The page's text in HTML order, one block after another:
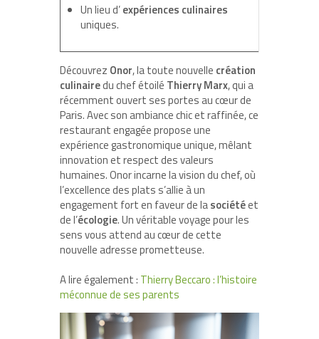
Un lieu d’expériences culinaires
uniques.
Découvrez Onor, la toute nouvelle création
culinairedu chef étoilé Thierry Marx, qui a
récemment ouvert ses portes au cœur de
Paris. Avec son ambiance chic et raffinée, ce
restaurant engagée propose une
expérience gastronomique unique, mêlant
innovation et respect des valeurs
humaines. Onor incarne la vision du chef, où
l’excellence des plats s’allie à un
engagement fort en faveur de lasociétéet
de l’écologie. Un véritable voyage pour les
sens vous attend au cœur de cette
nouvelle adresse prometteuse.
A lire également : Thierry Beccaro : l’histoire
méconnue de ses parents